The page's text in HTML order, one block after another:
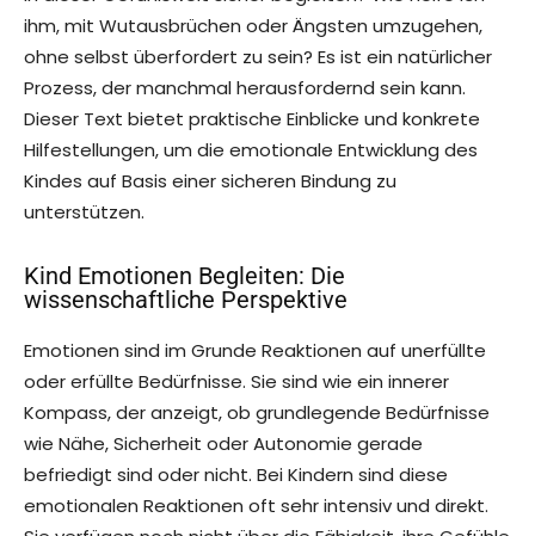
ihm, mit Wutausbrüchen oder Ängsten umzugehen,
ohne selbst überfordert zu sein? Es ist ein natürlicher
Prozess, der manchmal herausfordernd sein kann.
Dieser Text bietet praktische Einblicke und konkrete
Hilfestellungen, um die emotionale Entwicklung des
Kindes auf Basis einer sicheren Bindung zu
unterstützen.
Kind Emotionen Begleiten: Die
wissenschaftliche Perspektive
Emotionen sind im Grunde Reaktionen auf unerfüllte
oder erfüllte Bedürfnisse. Sie sind wie ein innerer
Kompass, der anzeigt, ob grundlegende Bedürfnisse
wie Nähe, Sicherheit oder Autonomie gerade
befriedigt sind oder nicht. Bei Kindern sind diese
emotionalen Reaktionen oft sehr intensiv und direkt.